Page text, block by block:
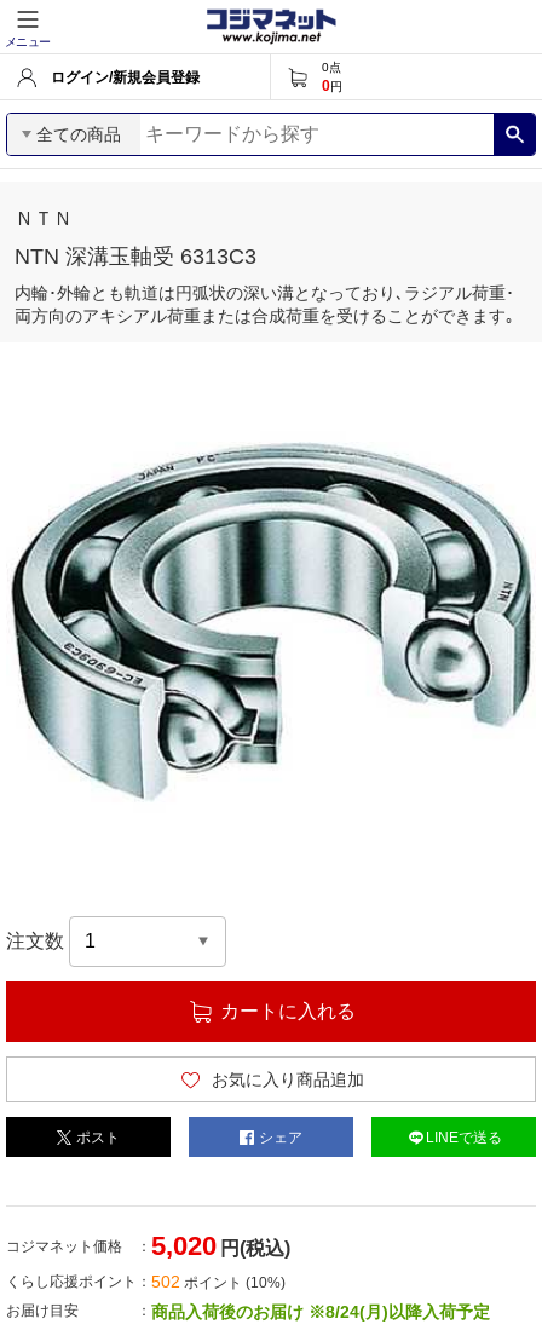
メニュー
ログイン/新規会員登録
0点
0円
全ての商品
ＮＴＮ
NTN 深溝玉軸受 6313C3
内輪･外輪とも軌道は円弧状の深い溝となっており､ラジアル荷重･
両方向のアキシアル荷重または合成荷重を受けることができます｡
注文数
カートに入れる
お気に入り商品追加
ポスト シェア LINEで送る
コジマネット価格 5,020 円(税込)
くらし応援ポイント 502 ポイント (10%)
お届け目安
商品入荷後のお届け ※8/24(月)以降入荷予定